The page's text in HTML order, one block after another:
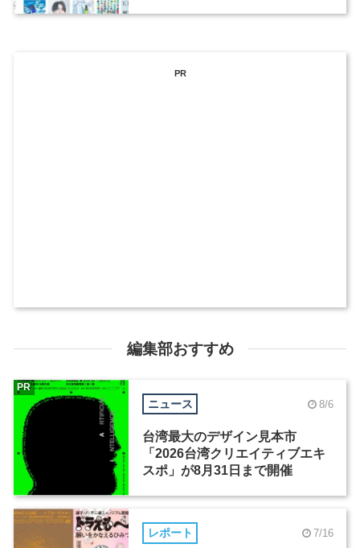
PR
編集部おすすめ
ニュース 8/6
台湾最大のデザイン見本市
「2026台湾クリエイティブエキ
スポ」が8月31日まで開催
PR
レポート 7/16